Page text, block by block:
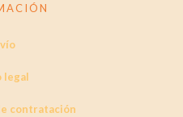
legal
contratación